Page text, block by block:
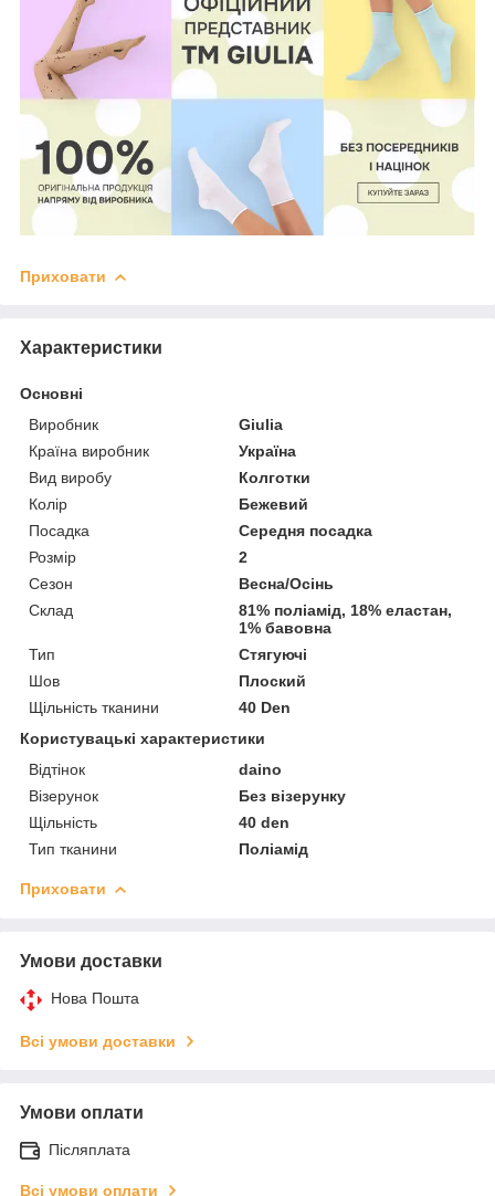
Приховати
Характеристики
Основні
Виробник
Giulia
Країна виробник
Україна
Вид виробу
Колготки
Колір
Бежевий
Посадка
Середня посадка
Розмір
2
Сезон
Весна/Осінь
Склад
81% поліамід, 18% еластан,
1% бавовна
Тип
Стягуючі
Шов
Плоский
Щільність тканини
40 Den
Користувацькі характеристики
Відтінок
daino
Візерунок
Без візерунку
Щільність
40 den
Тип тканини
Поліамід
Приховати
Умови доставки
Нова Пошта
Всі умови доставки
Умови оплати
Післяплата
Всі умови оплати